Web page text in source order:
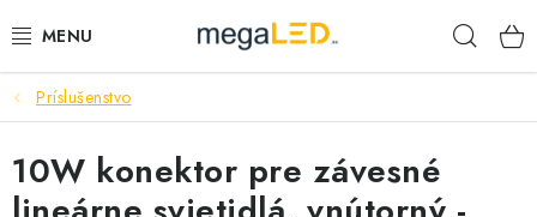
na
PRIEMYSEL
SVIETIDLÁ
Príslušenstvo
10W konektor pre závesné